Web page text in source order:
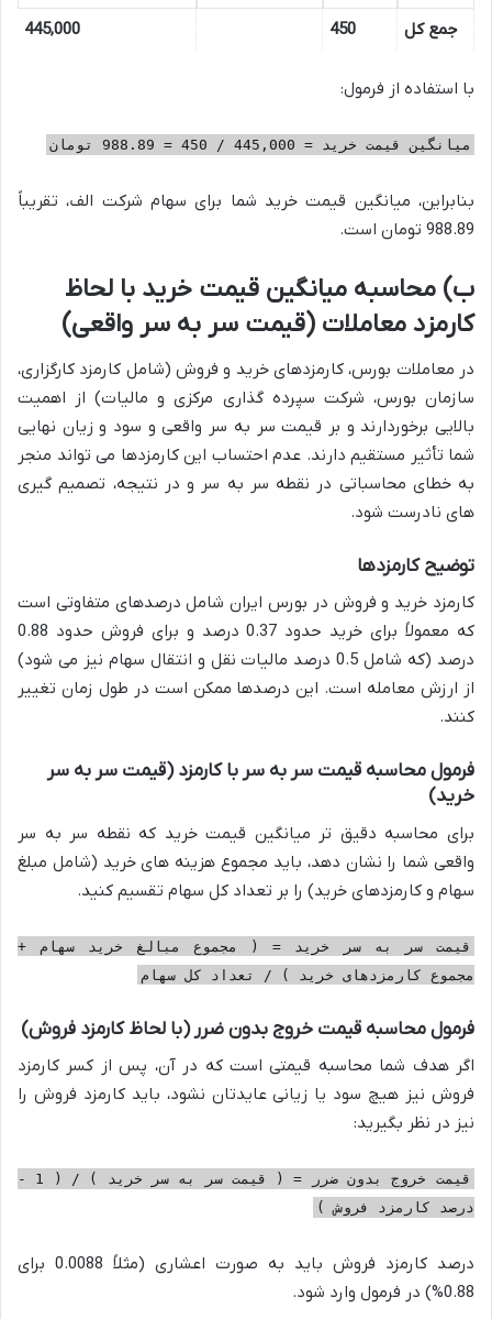
جمع کل 450
445,000
با استفاده از فرمول:
میانگین قیمت خرید = 445,000 / 450 = 988.89 تومان
بنابراین، میانگین قیمت خرید شما برای سهام شرکت الف، تقریباً
988.89 تومان است.
ب) محاسبه میانگین قیمت خرید با لحاظ
کارمزد معاملات (قیمت سر به سر واقعی)
در معاملات بورس، کارمزدهای خرید و فروش (شامل کارمزد کارگزاری،
سازمان بورس، شرکت سپرده گذاری مرکزی و مالیات) از اهمیت
بالایی برخوردارند و بر قیمت سر به سر واقعی و سود و زیان نهایی
شما تأثیر مستقیم دارند. عدم احتساب این کارمزدها می تواند منجر
به خطای محاسباتی در نقطه سر به سر و در نتیجه، تصمیم گیری
های نادرست شود.
توضیح کارمزدها
کارمزد خرید و فروش در بورس ایران شامل درصدهای متفاوتی است
که معمولاً برای خرید حدود 0.37 درصد و برای فروش حدود 0.88
درصد (که شامل 0.5 درصد مالیات نقل و انتقال سهام نیز می شود)
از ارزش معامله است. این درصدها ممکن است در طول زمان تغییر
کنند.
فرمول محاسبه قیمت سر به سر با کارمزد (قیمت سر به سر
خرید)
برای محاسبه دقیق تر میانگین قیمت خرید که نقطه سر به سر
واقعی شما را نشان دهد، باید مجموع هزینه های خرید (شامل مبلغ
سهام و کارمزدهای خرید) را بر تعداد کل سهام تقسیم کنید.
قیمت سر به سر خرید = ( مجموع مبالغ خرید سهام +
مجموع کارمزدهای خرید ) / تعداد کل سهام
فرمول محاسبه قیمت خروج بدون ضرر (با لحاظ کارمزد فروش)
اگر هدف شما محاسبه قیمتی است که در آن، پس از کسر کارمزد
فروش نیز هیچ سود یا زیانی عایدتان نشود، باید کارمزد فروش را
نیز در نظر بگیرید:
قیمت خروج بدون ضرر = ( قیمت سر به سر خرید ) / ( 1 -
درصد کارمزد فروش )
درصد کارمزد فروش باید به صورت اعشاری (مثلاً 0.0088 برای
0.88%) در فرمول وارد شود.